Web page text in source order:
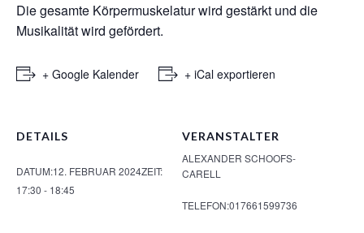
Die gesamte Körpermuskelatur wird gestärkt und die
Musikalität wird gefördert.
+ Google Kalender + iCal exportieren
DETAILS
DATUM:12. FEBRUAR 2024ZEIT:
17:30 - 18:45
VERANSTALTER
ALEXANDER SCHOOFS-
CARELL
TELEFON:017661599736